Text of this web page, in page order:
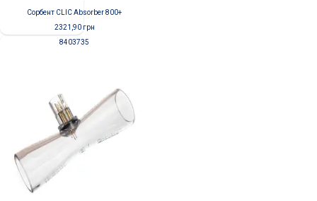
Сорбент CLIC Absorber 800+
2321,90грн
8403735